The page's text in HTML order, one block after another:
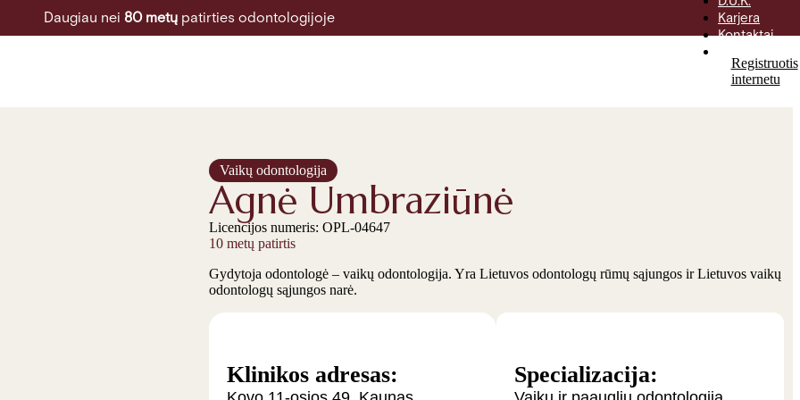
Daugiau nei 80 metųpatirties odontologijoje
Karjera
Kontaktai
Dantų balinimas
Tyrimai
Registruotis
internetu
Vaikų odontologija
Agnė Umbraziūnė
Licencijos numeris: OPL-04647
10 metų patirtis
Gydytoja odontologė – vaikų odontologija. Yra Lietuvos odontologų rūmų sąjungos ir Lietuvos vaikų
odontologų sąjungos narė.
Klinikos adresas: Specializacija: